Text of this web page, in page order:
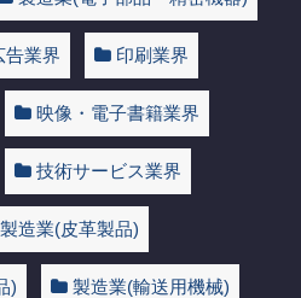
告業界 印刷業界
映像・電子書籍業界
技術サービス業界
製造業(皮革製品)
) 製造業(輸送用機械)